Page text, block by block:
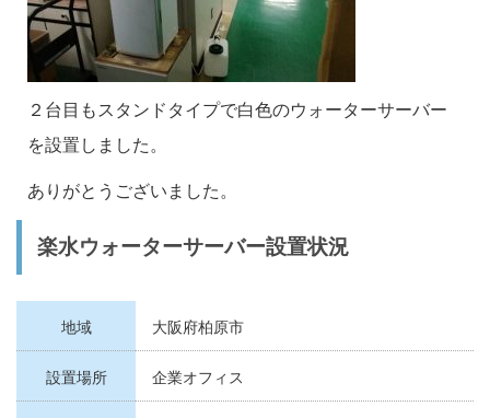
２台目もスタンドタイプで白色のウォーターサーバー
を設置しました。
ありがとうございました。
楽水ウォーターサーバー設置状況
地域 大阪府柏原市
設置場所 企業オフィス